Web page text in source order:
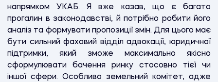
напрямком УКАБ. Я вже казав, що є багато
прогалин в законодавстві, й потрібно робити його
аналіз та формувати пропозиції змін. Для цього має
бути сильний фаховий відділ адвокації, юридичної
підтримки, який зможе максимально якісно
сформулювати бачення ринку стосовно тієї чи
іншої сфери. Особливо земельний комітет, адже